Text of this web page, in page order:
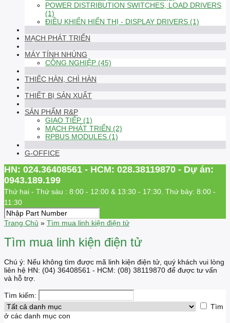
POWER DISTRIBUTION SWITCHES, LOAD DRIVERS
(1)
ĐIỀU KHIỂN HIỂN THỊ - DISPLAY DRIVERS (1)
MẠCH PHÁT TRIỂN
MÁY TÍNH NHÚNG
CÔNG NGHIỆP (45)
THIẾC HÀN, CHÌ HÀN
THIẾT BỊ SẢN XUẤT
SẢN PHẨM R&P
GIAO TIẾP (1)
MẠCH PHÁT TRIỂN (2)
RPBUS MODULES (1)
G-OFFICE
HN: 024.36408561 - HCM: 028.38119870 - Dự án:
0943.189.199
Thứ hai - Thứ sáu : 8:00 - 12:00 & 13:30 - 17:30. Thứ bảy: 8:00 -
11:30
Trang Chủ » Tìm mua linh kiện điện tử
Tìm mua linh kiện điện tử
Chú ý: Nếu không tìm được mã linh kiện điện tử, quý khách vui lòng
liên hệ HN: (04) 36408561 - HCM: (08) 38119870 để được tư vấn
và hỗ trợ.
Tìm kiếm:
Tìm
ở các danh mục con